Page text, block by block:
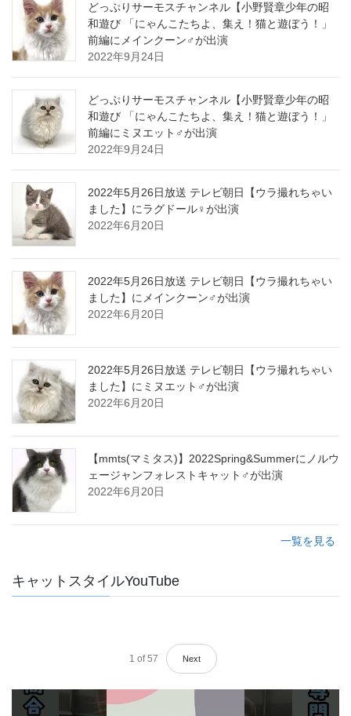
どっぷりサーモスチャンネル【小野賢章少年の昭
和遊び 「にゃんこたちよ、集え！猫と遊ぼう！」
前編にメインクーン♂が出演
2022年9月24日
どっぷりサーモスチャンネル【小野賢章少年の昭
和遊び 「にゃんこたちよ、集え！猫と遊ぼう！」
前編にミヌエット♂が出演
2022年9月24日
2022年5月26日放送 テレビ朝日【ウラ撮れちゃい
ました】にラグドール♀が出演
2022年6月20日
2022年5月26日放送 テレビ朝日【ウラ撮れちゃい
ました】にメインクーン♂が出演
2022年6月20日
2022年5月26日放送 テレビ朝日【ウラ撮れちゃい
ました】にミヌエット♂が出演
2022年6月20日
【mmts(マミタス)】2022Spring&Summerにノルウ
ェージャンフォレストキャット♂が出演
2022年6月20日
一覧を見る
キャットスタイルYouTube
1 of 57 Next